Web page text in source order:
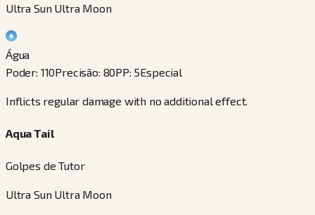
Ultra Sun Ultra Moon
Água
Poder: 110Precisão: 80PP: 5Especial
Inflicts regular damage with no additional effect.
Aqua Tail
Golpes de Tutor
Ultra Sun Ultra Moon